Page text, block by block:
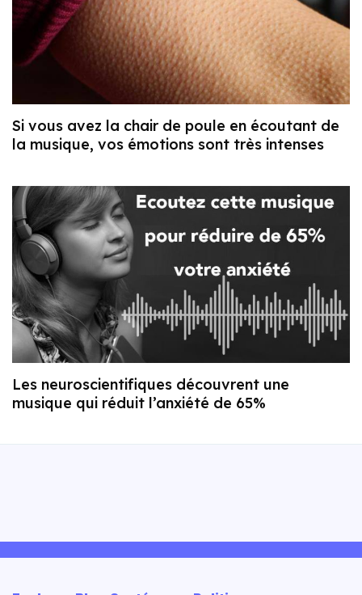
Si vous avez la chair de poule en écoutant de
la musique, vos émotions sont très intenses
Les neuroscientifiques découvrent une
musique qui réduit l’anxiété de 65%